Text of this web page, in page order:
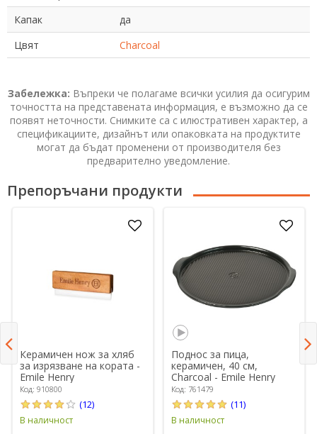
Капак
да
Цвят
Charcoal
Забележка: Въпреки че полагаме всички усилия да осигурим
точността на представената информация, е възможно да се
появят неточности. Снимките са с илюстративен характер, а
спецификациите, дизайнът или опаковката на продуктите
могат да бъдат променени от производителя без
предварително уведомление.
Препоръчани продукти
Керамичен нож за хляб
за изрязване на кората -
Emile Henry
Код: 910800
(12)
В наличност
Поднос за пица,
керамичен, 40 см,
Charcoal - Emile Henry
Код: 761479
(11)
В наличност